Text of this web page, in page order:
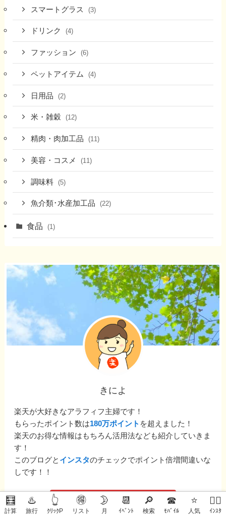
🧮
計算
♨️
旅行
👆
ｸﾘｯｸP
🉐
リスト
🌛
月
📆
ｲﾍﾞﾝﾄ
🔎
検索
☎
ﾓﾊﾞｲﾙ
⭐
人気
🙋‍♀️
ｲﾝｽﾀ
スマートグラス (3)
ドリンク (4)
ファッション (6)
ペットアイテム (4)
日用品 (2)
米・雑穀 (12)
精肉・肉加工品 (11)
美容・コスメ (11)
調味料 (5)
魚介類･水産加工品 (22)
食品 (1)
きによ
楽天が大好きなアラフィフ主婦です！
もらったポイント数は180万ポイント を超えました！
楽天のお得な情報はもちろん活用法なども紹介していきま
す！
このブログと インスタのチェックでポイント倍増間違いな
しです！！
楽天市場